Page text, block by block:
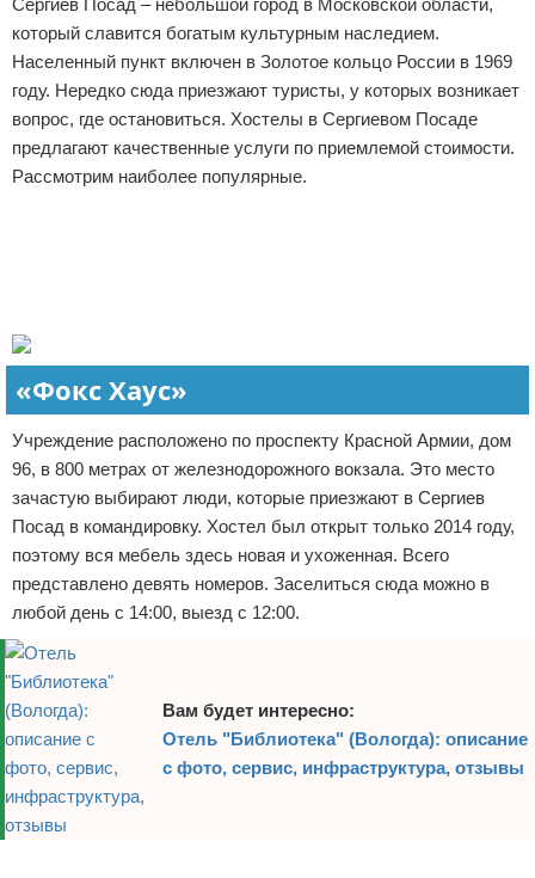
Направления отдыха
Что посетить
Авиаперелеты
Отели
Аренда автомобилей
Документы и визы
Билеты
Планирование отдыха
Пляжный отдых
Турагенства
Экстримальный отдых
Разное про отдых
Для правообладателей
Условия предоставления информации
Отказ от ответственности
Сергиев Посад – небольшой город в Московской области,
который славится богатым культурным наследием.
Населенный пункт включен в Золотое кольцо России в 1969
году. Нередко сюда приезжают туристы, у которых возникает
вопрос, где остановиться. Хостелы в Сергиевом Посаде
предлагают качественные услуги по приемлемой стоимости.
Рассмотрим наиболее популярные.
«Фокс Хаус»
Учреждение расположено по проспекту Красной Армии, дом
96, в 800 метрах от железнодорожного вокзала. Это место
зачастую выбирают люди, которые приезжают в Сергиев
Посад в командировку. Хостел был открыт только 2014 году,
поэтому вся мебель здесь новая и ухоженная. Всего
представлено девять номеров. Заселиться сюда можно в
любой день с 14:00, выезд с 12:00.
Вам будет интересно:
Отель "Библиотека" (Вологда): описание
с фото, сервис, инфраструктура, отзывы